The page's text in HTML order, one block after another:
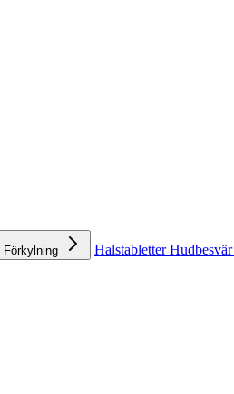
Förkylning HalstabletterHudbesvär